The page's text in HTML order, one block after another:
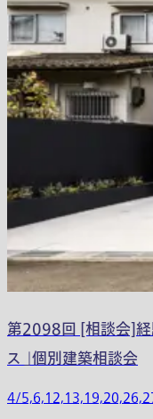
第2098回 [相談会]経
ス 」個別建築相談会
4/